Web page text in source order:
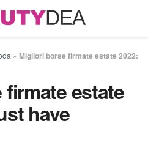
» Migliori borse firmate estate 2022:
estate
have